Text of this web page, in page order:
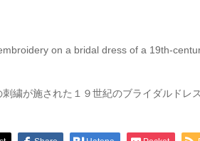
on a bridal dress of a 19th-
刺繍が施された１９世紀のブライダルドレス